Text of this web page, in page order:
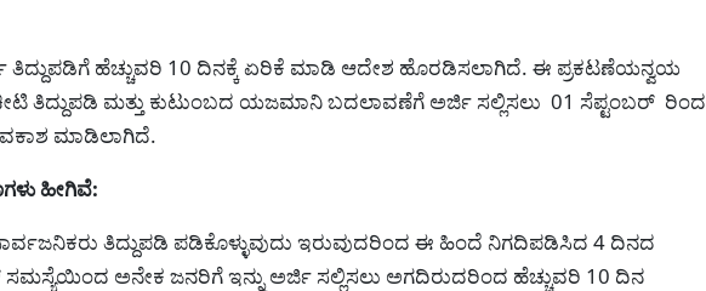
ಹೆಚ್ಚುವರಿ 10 ದಿನಕ್ಕೆ ಏರಿಕೆ ಮಾಡಿ ಆದೇಶ ಹೊರಡಿಸಲಾಗಿದೆ. ಈ ಪ್ರಕಟಣೆಯನ್ವಯ
ತಿದ್ದುಪಡಿ ಮತ್ತು ಕುಟುಂಬದ ಯಜಮಾನಿ ಬದಲಾವಣೆಗೆ ಅರ್ಜಿ ಸಲ್ಲಿಸಲು 01 ಸೆಪ್ಟಂಬರ್ ರಿಂದ
ಮಾಡಿಲಾಗಿದೆ.
ಹೀಗಿವೆ:
ತಿದ್ದುಪಡಿ ಪಡಿಕೊಳ್ಳುವುದು ಇರುವುದರಿಂದ ಈ ಹಿಂದೆ ನಿಗದಿಪಡಿಸಿದ 4 ದಿನದ
ಸಮಸ್ಯೆಯಿಂದ ಅನೇಕ ಜನರಿಗೆ ಇನ್ನು ಅರ್ಜಿ ಸಲ್ಲಿಸಲು ಅಗದಿರುದರಿಂದ ಹೆಚ್ಚುವರಿ 10 ದಿನ